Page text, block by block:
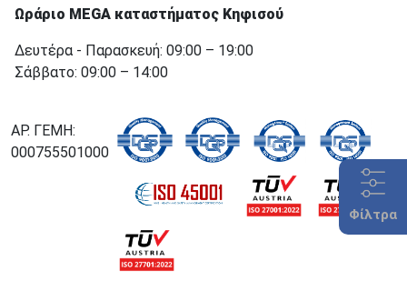
Φίλτρα
Ωράριο MEGA καταστήματος Κηφισού
Δευτέρα - Παρασκευή: 09:00 – 19:00
Σάββατο: 09:00 – 14:00
ΑΡ. ΓΕΜΗ:
000755501000